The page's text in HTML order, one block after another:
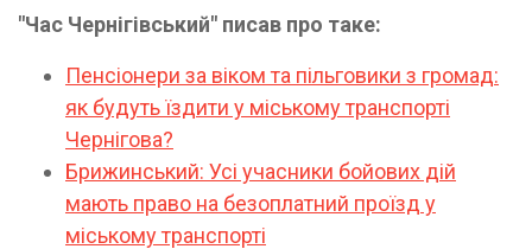
"Час Чернігівський" писав про таке:
Пенсіонери за віком та пільговики з громад:
як будуть їздити у міському транспорті
Чернігова?
Брижинський: Усі учасники бойових дій
мають право на безоплатний проїзд у
міському транспорті